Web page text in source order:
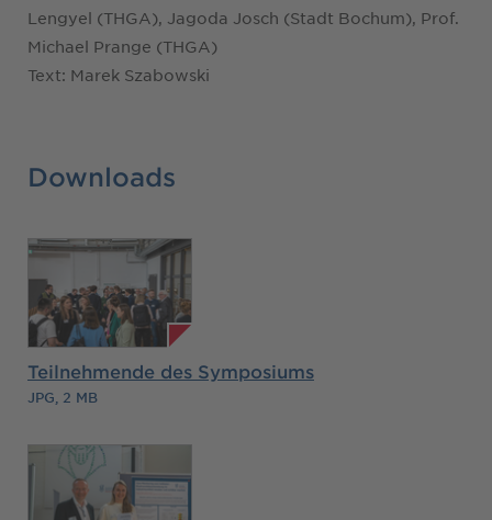
Lengyel (THGA), Jagoda Josch (Stadt Bochum), Prof.
Michael Prange (THGA)
Text: Marek Szabowski
Downloads
Teilnehmende des Symposiums
JPG, 2 MB